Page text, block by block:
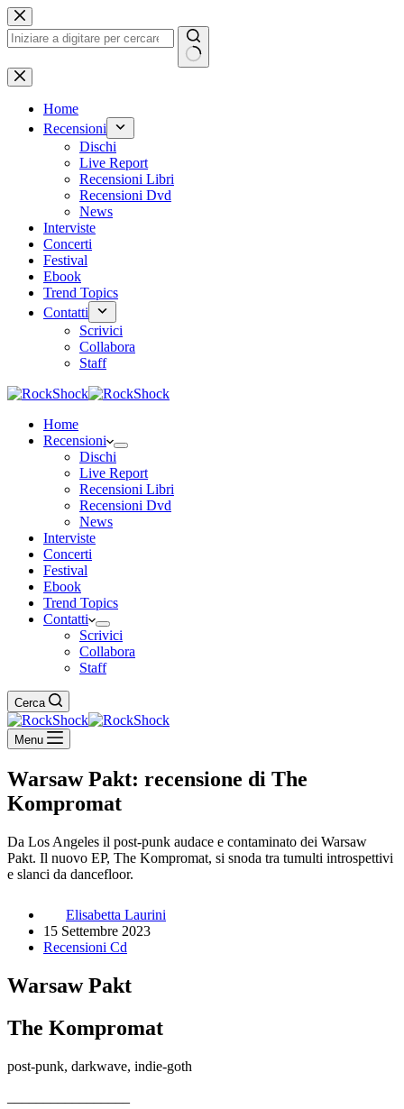
Salta
al
contenuto
Nessun
risultato
Home
Recensioni
Dischi
Live Report
Recensioni Libri
Recensioni Dvd
News
Interviste
Concerti
Festival
Ebook
Trend Topics
Contatti
Scrivici
Collabora
Staff
Home
Recensioni
Dischi
Live Report
Recensioni Libri
Recensioni Dvd
News
Interviste
Concerti
Festival
Ebook
Trend Topics
Contatti
Scrivici
Collabora
Staff
Cerca
Menu
Warsaw Pakt: recensione di The
Kompromat
Da Los Angeles il post-punk audace e contaminato dei Warsaw
Pakt. Il nuovo EP, The Kompromat, si snoda tra tumulti introspettivi
e slanci da dancefloor.
Elisabetta Laurini
15 Settembre 2023
Recensioni Cd
Warsaw Pakt
The Kompromat
post-punk, darkwave, indie-goth